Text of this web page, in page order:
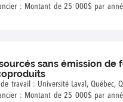
: Montant de 25 000$ par
sans émission de
travail : Université Laval, Québec,
: Montant de 25 000$ par